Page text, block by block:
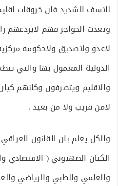
للاسف الشديد فان خروقات
وتعدت الحواجز فهم لايردعهم
لاعدو ولاصديق ولاحكومة
الدولية المعمول بها والتي
والاقليم ويتصرفون وكانهم
لامن قريب ولا من بعيد .
والكل يعلم بان القانون
الكيان الصهيوني ( الاقتصادي
والعلمي والطبي والرياضي